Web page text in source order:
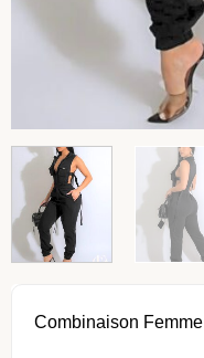
Combinaison Femme